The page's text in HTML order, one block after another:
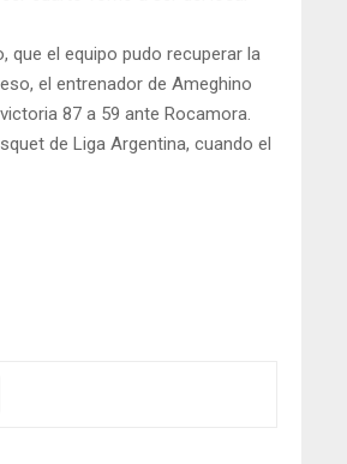
que el equipo pudo recuperar la
el entrenador de Ameghino
87 a 59 ante Rocamora.
de Liga Argentina, cuando el